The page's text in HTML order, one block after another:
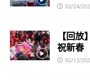
02/24/
【回
祝新春
02/13/